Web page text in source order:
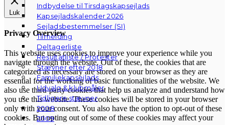
Indbydelse til Tirsdagskapsejlads
Kapsejladskalender 2026
Sejladsbestemmelser (SI)
Tilmelding
Deltagerliste
Resultatliste / Protester
Stævner efter 2018
Familiekapsejlads
Udvalg & klubmåler
Tidligere stævner
2008
2009
Luk
Privacy Overview
This website uses cookies to improve your experience while you
navigate through the website. Out of these, the cookies that are
categorized as necessary are stored on your browser as they are
essential for the working of basic functionalities of the website. We
also use third-party cookies that help us analyze and understand how
you use this website. These cookies will be stored in your browser
only with your consent. You also have the option to opt-out of these
cookies. But opting out of some of these cookies may affect your